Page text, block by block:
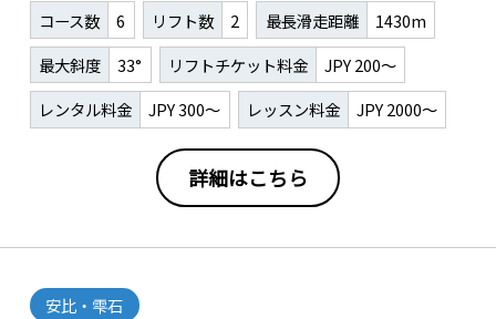
コース数 6 リフト数 2 最長滑走距離
1430m
最大斜度
33° リフトチケット料金
JPY 200～
レンタル料金
JPY 300～ レッスン料金 JPY 2000～
詳細はこちら
安比・雫石